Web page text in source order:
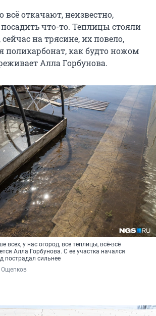
всё откачают, неизвестно,
что-то. Теплицы стояли
на трясине, их повело,
поликарбонат, как будто ножом
Алла Горбунова.
всех, у нас огород, все теплицы, всё-всё
Алла Горбунова. С ее участка начался
пострадал сильнее
Ощепков